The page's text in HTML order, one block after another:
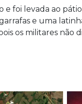
foi levada ao
e uma
os militares não